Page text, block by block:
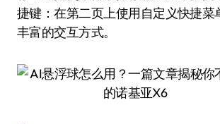
捷键：在第二页上使用自定义快捷菜
丰富的交互方式。